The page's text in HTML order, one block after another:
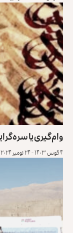
وام‌گیری یا
۴ قوس ۱۴۰۳ - ۲۴ نومبر ۲۰۲۴